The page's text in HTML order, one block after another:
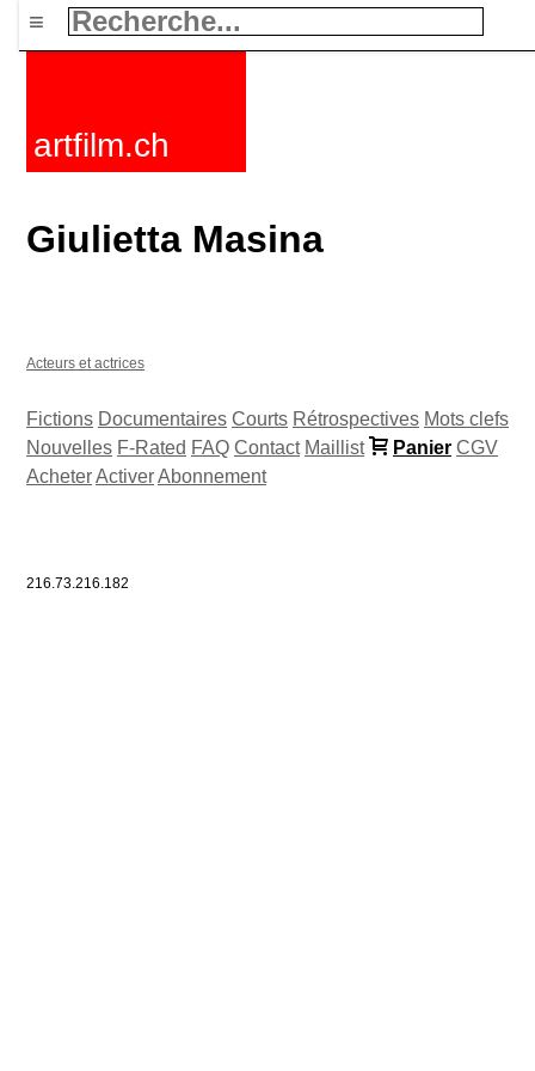
≡
artfilm.ch
Giulietta Masina
Acteurs et actrices
Fictions Documentaires Courts Rétrospectives Mots clefs
Nouvelles F-Rated FAQ Contact Maillist Panier CGV
AcheterActiverAbonnement
216.73.216.182